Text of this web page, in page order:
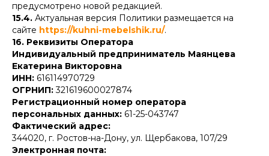
предусмотрено новой редакцией.
15.4. Актуальная версия Политики размещается на
сайте https://kuhni-mebelshik.ru/.
16. Реквизиты Оператора
Индивидуальный предприниматель Маянцева
Екатерина Викторовна
ИНН: 616114970729
ОГРНИП:321619600027874
Регистрационный номер оператора
персональных данных: 61-25-043747
Фактический адрес:
344020, г. Ростов-на-Дону, ул. Щербакова, 107/29
Электронная почта: